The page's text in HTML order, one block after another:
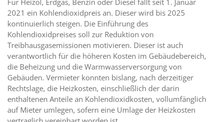
2021 ein Kohlendioxidpreis an. Dieser wird bis 2025
kontinuierlich steigen. Die Einführung des
Kohlendioxidpreises soll zur Reduktion von
Treibhausgasemissionen motivieren. Dieser ist auch
verantwortlich für die höheren Kosten im Gebäudebereich,
die Beheizung und die Warmwasserversorgung von
Gebäuden. Vermieter konnten bislang, nach derzeitiger
Rechtslage, die Heizkosten, einschließlich der darin
enthaltenen Anteile an Kohlendioxidkosten, vollumfänglich
auf Mieter umlegen, sofern eine Umlage der Heizkosten